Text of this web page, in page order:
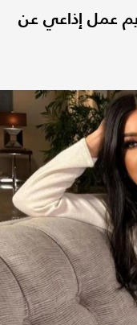
عمل إذاعي عن